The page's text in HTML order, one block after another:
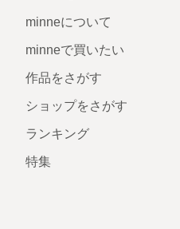
minneについて
minneで買いたい
作品をさがす
ショップをさがす
ランキング
特集